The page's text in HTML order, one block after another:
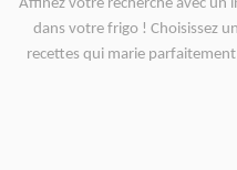
Affinez votre recherche avec un
dans votre frigo ! Choisissez
recettes qui marie parfaitement